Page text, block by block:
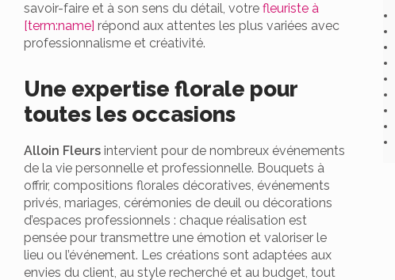
savoir-faire et à son sens du détail, votre fleuriste à
[term:name] répond aux attentes les plus variées avec
professionnalisme et créativité.
Une expertise florale pour
toutes les occasions
Alloin Fleurs intervient pour de nombreux événements
de la vie personnelle et professionnelle. Bouquets à
offrir, compositions florales décoratives, événements
privés, mariages, cérémonies de deuil ou décorations
d’espaces professionnels : chaque réalisation est
pensée pour transmettre une émotion et valoriser le
lieu ou l’événement. Les créations sont adaptées aux
envies du client, au style recherché et au budget, tout